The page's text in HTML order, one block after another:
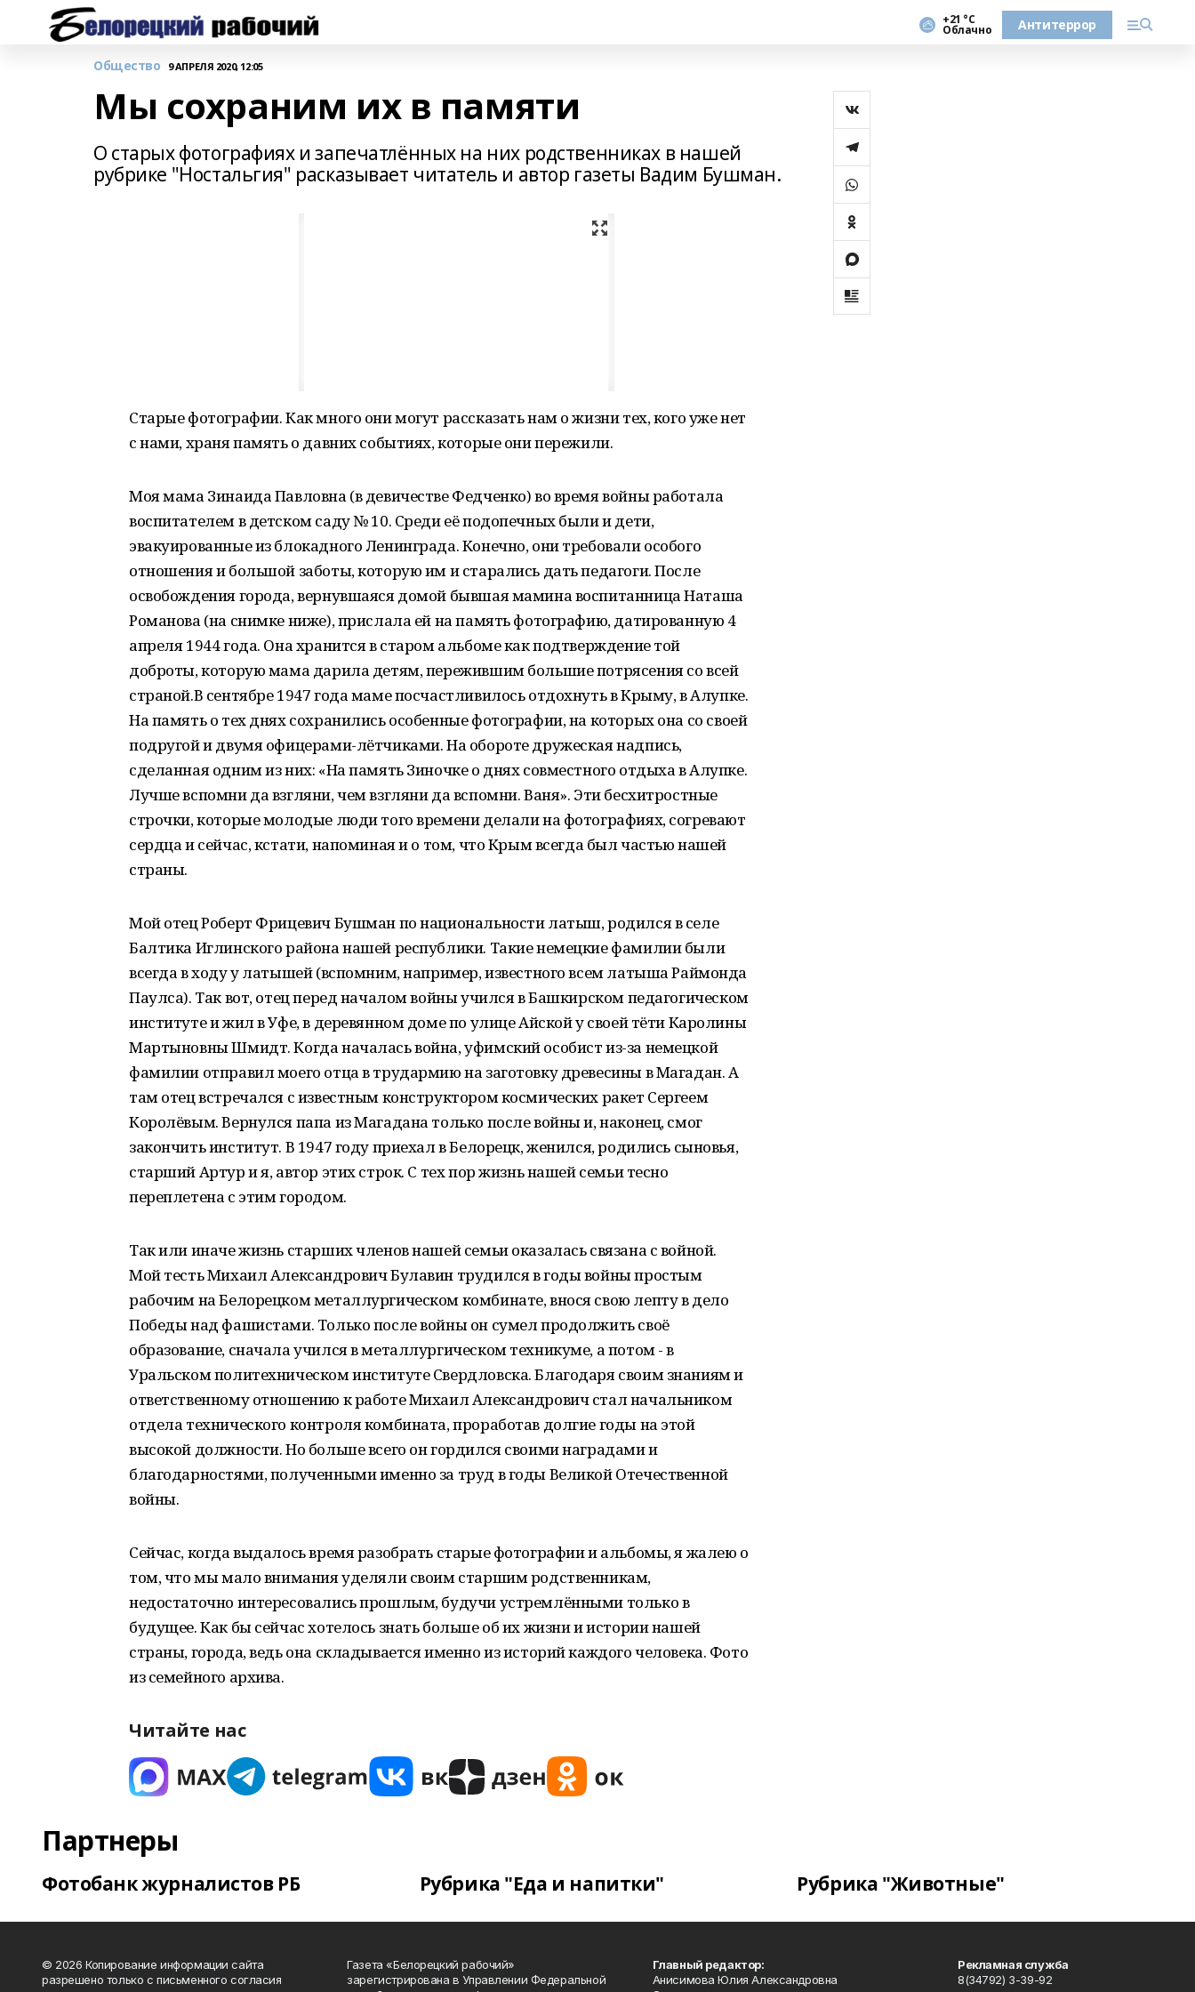
+21 °С
Облачно Антитеррор
Общество 9 АПРЕЛЯ 2020, 12:05
Мы сохраним их в памяти
О старых фотографиях и запечатлённых на них родственниках в нашей
рубрике "Ностальгия" расказывает читатель и автор газеты Вадим Бушман.
Старые фотографии. Как много они могут рассказать нам о жизни тех, кого уже нет
с нами, храня память о давних событиях, которые они пережили.
Моя мама Зинаида Павловна (в девичестве Федченко) во время войны работала
воспитателем в детском саду № 10. Среди её подопечных были и дети,
эвакуированные из блокадного Ленинграда. Конечно, они требовали особого
отношения и большой заботы, которую им и старались дать педагоги. После
освобождения города, вернувшаяся домой бывшая мамина воспитанница Наташа
Романова (на снимке ниже), прислала ей на память фотографию, датированную 4
апреля 1944 года. Она хранится в старом альбоме как подтверждение той
доброты, которую мама дарила детям, пережившим большие потрясения со всей
страной.В сентябре 1947 года маме посчастливилось отдохнуть в Крыму, в Алупке.
На память о тех днях сохранились особенные фотографии, на которых она со своей
подругой и двумя офицерами-лётчиками. На обороте дружеская надпись,
сделанная одним из них: «На память Зиночке о днях совместного отдыха в Алупке.
Лучше вспомни да взгляни, чем взгляни да вспомни. Ваня». Эти бесхитростные
строчки, которые молодые люди того времени делали на фотографиях, согревают
сердца и сейчас, кстати, напоминая и о том, что Крым всегда был частью нашей
страны.
Мой отец Роберт Фрицевич Бушман по национальности латыш, родился в селе
Балтика Иглинского района нашей республики. Такие немецкие фамилии были
всегда в ходу у латышей (вспомним, например, известного всем латыша Раймонда
Паулса). Так вот, отец перед началом войны учился в Башкирском педагогическом
институте и жил в Уфе, в деревянном доме по улице Айской у своей тёти Каролины
Мартыновны Шмидт. Когда началась война, уфимский особист из-за немецкой
фамилии отправил моего отца в трудармию на заготовку древесины в Магадан. А
там отец встречался с известным конструктором космических ракет Сергеем
Королёвым. Вернулся папа из Магадана только после войны и, наконец, смог
закончить институт. В 1947 году приехал в Белорецк, женился, родились сыновья,
старший Артур и я, автор этих строк. С тех пор жизнь нашей семьи тесно
переплетена с этим городом.
Так или иначе жизнь старших членов нашей семьи оказалась связана с войной.
Мой тесть Михаил Александрович Булавин трудился в годы войны простым
рабочим на Белорецком металлургическом комбинате, внося свою лепту в дело
Победы над фашистами. Только после войны он сумел продолжить своё
образование, сначала учился в металлургическом техникуме, а потом - в
Уральском политехническом институте Свердловска. Благодаря своим знаниям и
ответственному отношению к работе Михаил Александрович стал начальником
отдела технического контроля комбината, проработав долгие годы на этой
высокой должности. Но больше всего он гордился своими наградами и
благодарностями, полученными именно за труд в годы Великой Отечественной
войны.
Сейчас, когда выдалось время разобрать старые фотографии и альбомы, я жалею о
том, что мы мало внимания уделяли своим старшим родственникам,
недостаточно интересовались прошлым, будучи устремлёнными только в
будущее. Как бы сейчас хотелось знать больше об их жизни и истории нашей
страны, города, ведь она складывается именно из историй каждого человека. Фото
из семейного архива.
Читайте нас
Партнеры
Фотобанк журналистов РБ Рубрика "Еда и напитки" Рубрика "Животные"
© 2026 Копирование информации сайта
разрешено только с письменного согласия
Газета «Белорецкий рабочий»
зарегистрирована в Управлении Федеральной
Главный редактор:
Анисимова Юлия Александровна
Рекламная служба
8(34792) 3-39-92